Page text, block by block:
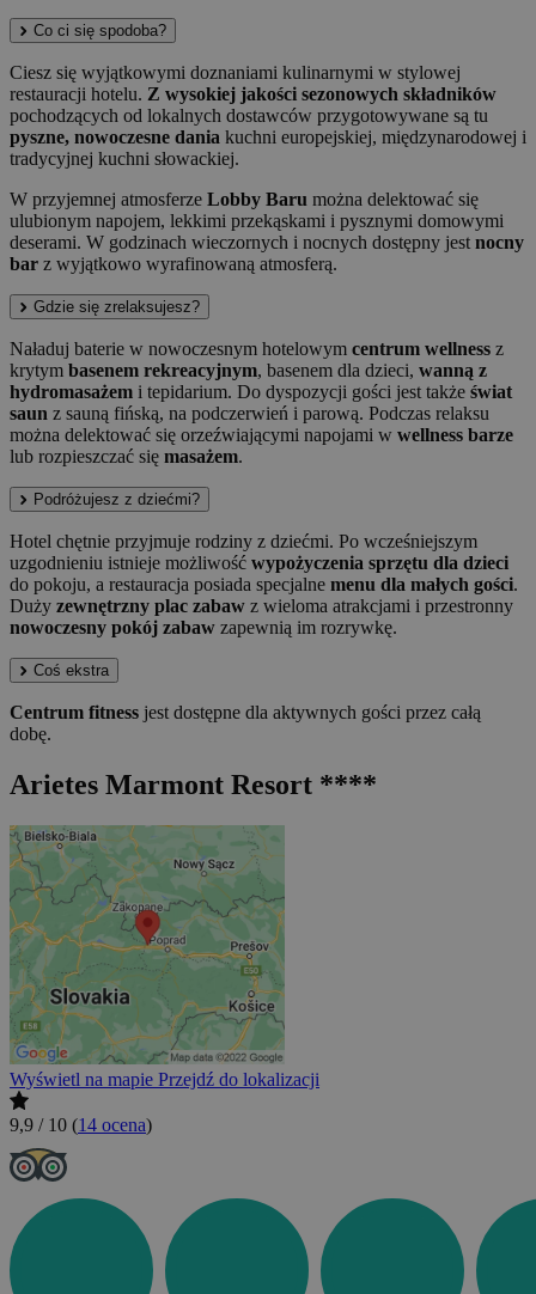
Co ci się spodoba?
Ciesz się wyjątkowymi doznaniami kulinarnymi w stylowej
restauracji hotelu. Z wysokiej jakości sezonowych składników
pochodzących od lokalnych dostawców przygotowywane są tu
pyszne, nowoczesne dania kuchni europejskiej, międzynarodowej i
tradycyjnej kuchni słowackiej.
W przyjemnej atmosferze Lobby Baru można delektować się
ulubionym napojem, lekkimi przekąskami i pysznymi domowymi
deserami. W godzinach wieczornych i nocnych dostępny jest nocny
bar z wyjątkowo wyrafinowaną atmosferą.
Gdzie się zrelaksujesz?
Naładuj baterie w nowoczesnym hotelowym centrum wellness z
krytym basenem rekreacyjnym, basenem dla dzieci, wanną z
hydromasażem i tepidarium. Do dyspozycji gości jest także świat
saun z sauną fińską, na podczerwień i parową. Podczas relaksu
można delektować się orzeźwiającymi napojami w wellness barze
lub rozpieszczać się masażem.
Podróżujesz z dziećmi?
Hotel chętnie przyjmuje rodziny z dziećmi. Po wcześniejszym
uzgodnieniu istnieje możliwość wypożyczenia sprzętu dla dzieci
do pokoju, a restauracja posiada specjalne menu dla małych gości.
Duży zewnętrzny plac zabaw z wieloma atrakcjami i przestronny
nowoczesny pokój zabaw zapewnią im rozrywkę.
Coś ekstra
Centrum fitness jest dostępne dla aktywnych gości przez całą
dobę.
Arietes Marmont Resort ****
Wyświetl na mapie Przejdź do lokalizacji
9,9 / 10 (14 ocena)